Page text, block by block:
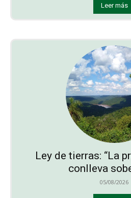
Leer más
Ley de tierras: “La
conlleva
05/08/2026